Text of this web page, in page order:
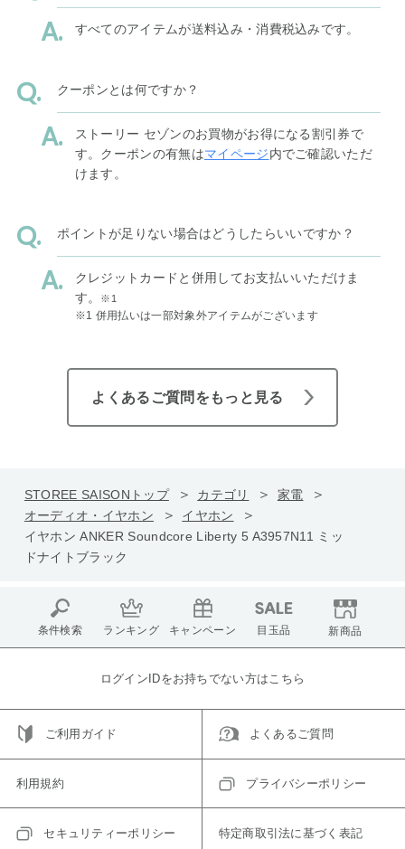
すべてのアイテムが送料込み・消費税込みです。
クーポンとは何ですか？
ストーリー セゾンのお買物がお得になる割引券で
す。クーポンの有無はマイページ内でご確認いただ
けます。
ポイントが足りない場合はどうしたらいいですか？
クレジットカードと併用してお支払いいただけま
す。
※1
※1 併用払いは一部対象外アイテムがございます
よくあるご質問をもっと見る
STOREE SAISONトップ カテゴリ
家電
オーディオ・イヤホン
イヤホン
イヤホン ANKER Soundcore Liberty 5 A3957N11 ミッ
ドナイトブラック
条件検索 ランキング キャンペーン 目玉品 新商品
ログインIDをお持ちでない方はこちら
ご利用ガイド よくあるご質問
利用規約 プライバシーポリシー
セキュリティーポリシー 特定商取引法に基づく表記